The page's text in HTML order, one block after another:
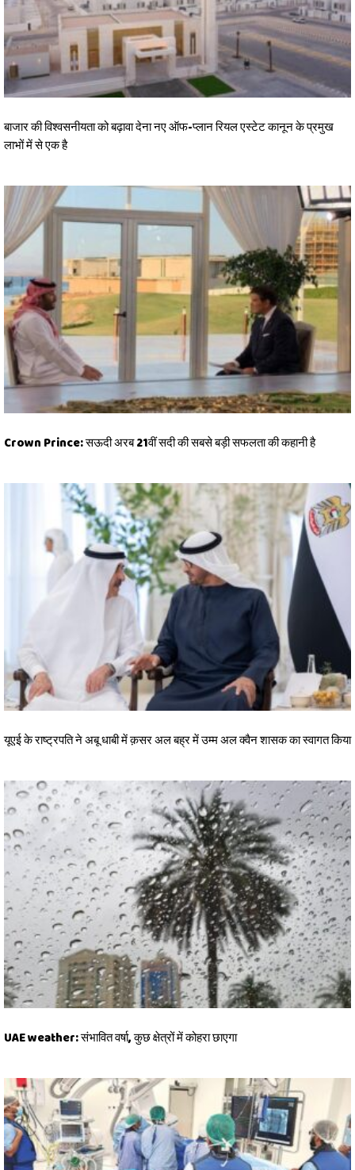
बाजार की विश्वसनीयता को बढ़ावा देना नए ऑफ-प्लान रियल एस्टेट कानून के प्रमुख
लाभों में से एक है
Crown Prince: सऊदी अरब 21वीं सदी की सबसे बड़ी सफलता की कहानी है
यूएई के राष्ट्रपति ने अबू धाबी में क़सर अल बह्र में उम्म अल क्वैन शासक का स्वागत किया
UAE weather: संभावित वर्षा, कुछ क्षेत्रों में कोहरा छाएगा